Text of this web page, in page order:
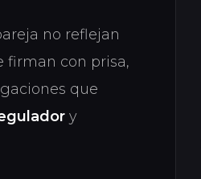
no reflejan
firman con prisa,
que
y